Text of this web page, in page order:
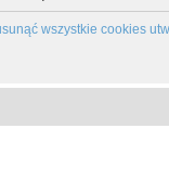
wszystkie cookies